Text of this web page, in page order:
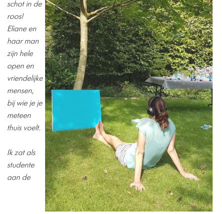
schot in de
roos! ​
Eliane en
haar man
zijn hele
open en
vriendelijke
mensen,
bij wie je je
meteen
thuis voelt.
Ik zat als
studente
aan de